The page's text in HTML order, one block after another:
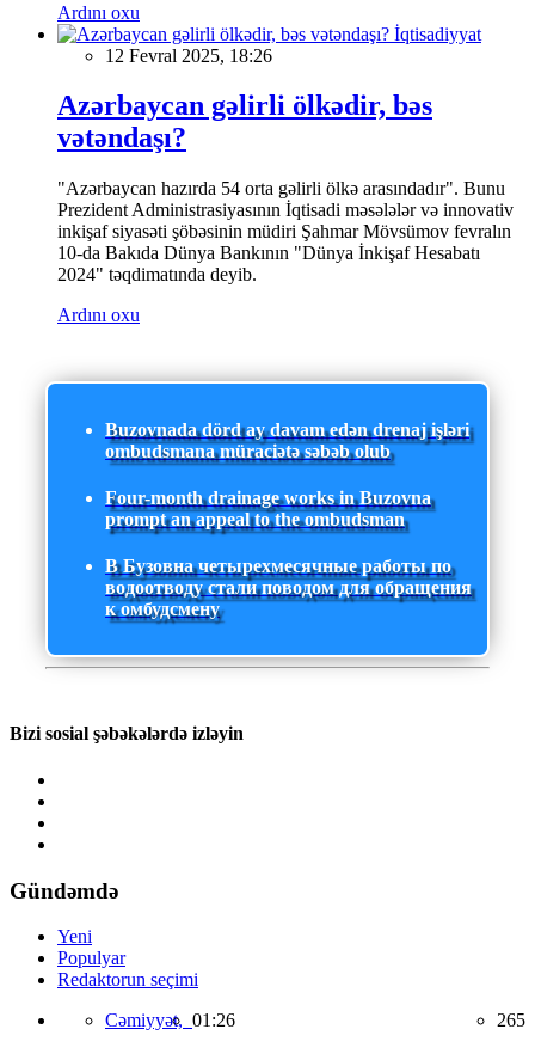
Ardını oxu
İqtisadiyyat
12 Fevral 2025, 18:26
Azərbaycan gəlirli ölkədir, bəs
vətəndaşı?
"Azərbaycan hazırda 54 orta gəlirli ölkə arasındadır". Bunu
Prezident Administrasiyasının İqtisadi məsələlər və innovativ
inkişaf siyasəti şöbəsinin müdiri Şahmar Mövsümov fevralın
10-da Bakıda Dünya Bankının "Dünya İnkişaf Hesabatı
2024" təqdimatında deyib.
Ardını oxu
Buzovnada dörd ay davam edən drenaj işləri
ombudsmana müraciətə səbəb olub
Four-month drainage works in Buzovna
prompt an appeal to the ombudsman
В Бузовна четырехмесячные работы по
водоотводу стали поводом для обращения
к омбудсмену
Bizi sosial şəbəkələrdə izləyin
Gündəmdə
Yeni
Populyar
Redaktorun seçimi
Cəmiyyət, 01:26 265